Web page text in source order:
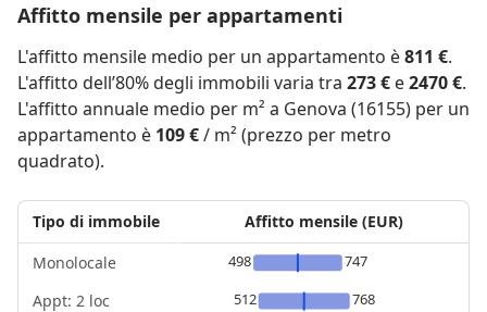
Affitto mensile per appartamenti
L'affitto mensile medio per un appartamento è811 €.
L'affitto dell’80% degli immobili varia tra 273 € e2470 €.
L'affitto annuale medio per m² a Genova (16155) per un
appartamento è 109 €/ m² (prezzo per metro
quadrato).
Tipo di immobile
Monolocale
Appt: 2 loc
Affitto mensile (EUR)
498
747
512
768